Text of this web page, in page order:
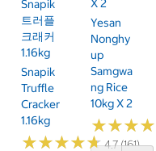
Snapik
트러플
크래커
1.16kg
Snapik
Truffle
Cracker
1.16kg
★★★★★
★★★★★4.7 (161)
X 2
Yesan
Nonghy
Up
Samgwa
Ng Rice
10kg X 2
★★★★
★★★★